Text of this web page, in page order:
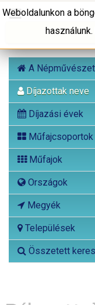
A
Díjazottak neve
Díjazási évek
Műfajcsoportok
Műfajok
Országok
Megyék
Települések
Összetett
Weboldalunkon a
használunk.